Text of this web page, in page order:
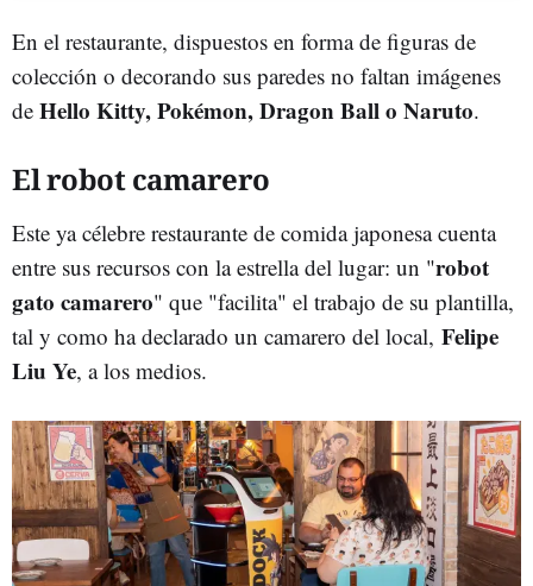
En el restaurante, dispuestos en forma de figuras de
colección o decorando sus paredes no faltan imágenes
de Hello Kitty, Pokémon, Dragon Ball o Naruto.
El robot camarero
Este ya célebre restaurante de comida japonesa cuenta
entre sus recursos con la estrella del lugar: un "robot
gato camarero" que "facilita" el trabajo de su plantilla,
tal y como ha declarado un camarero del local, Felipe
Liu Ye, a los medios.